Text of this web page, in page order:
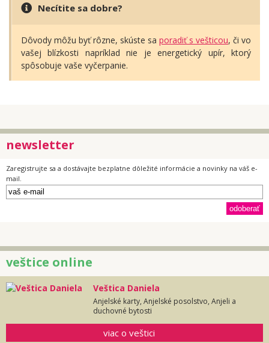
Necítite sa dobre?
Dôvody môžu byť rôzne, skúste sa poradiť s vešticou, či vo
vašej blízkosti napríklad nie je energetický upír, ktorý
spôsobuje vaše vyčerpanie.
newsletter
Zaregistrujte sa a dostávajte bezplatne dôležité informácie a novinky na váš e-
mail.
veštice online
Veštica Daniela
Anjelské karty, Anjelské posolstvo, Anjeli a
duchovné bytosti
viac o veštici